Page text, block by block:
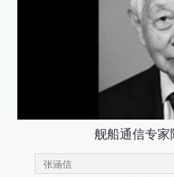
舰船通信专家